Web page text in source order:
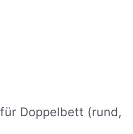
Doppelbett (rund,